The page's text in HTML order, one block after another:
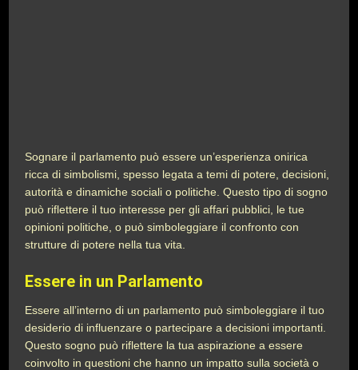
Sognare il parlamento può essere un’esperienza onirica
ricca di simbolismi, spesso legata a temi di potere, decisioni,
autorità e dinamiche sociali o politiche. Questo tipo di sogno
può riflettere il tuo interesse per gli affari pubblici, le tue
opinioni politiche, o può simboleggiare il confronto con
strutture di potere nella tua vita.
Essere in un Parlamento
Essere all’interno di un parlamento può simboleggiare il tuo
desiderio di influenzare o partecipare a decisioni importanti.
Questo sogno può riflettere la tua aspirazione a essere
coinvolto in questioni che hanno un impatto sulla società o